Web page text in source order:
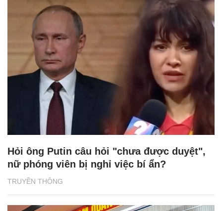
TRUYỀN THÔNG
Hỏi ông Putin câu hỏi "chưa được duyệt",
nữ phóng viên bị nghỉ việc bí ẩn?